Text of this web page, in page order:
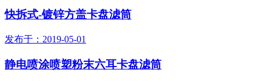
快拆式-镀锌方盖卡盘滤筒
发布于：2019-05-01
静电喷涂喷塑粉末六耳卡盘滤筒